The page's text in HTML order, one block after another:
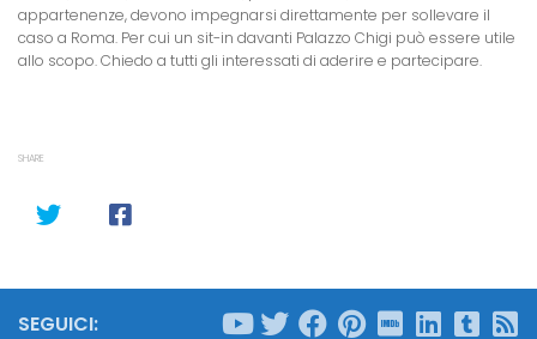
appartenenze, devono impegnarsi direttamente per sollevare il
caso a Roma. Per cui un sit-in davanti Palazzo Chigi può essere utile
allo scopo. Chiedo a tutti gli interessati di aderire e partecipare.
SHARE
SEGUICI: